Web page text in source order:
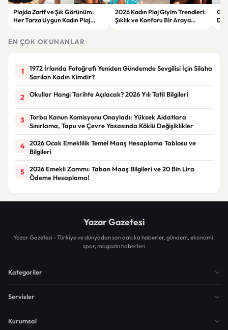
Plajda Zarif ve Şık Görünüm:
Her Tarza Uygun Kadın Plaj
2026 Kadın Plaj Giyim Trendleri:
Şıklık ve Konforu Bir Araya
EN ÇOK OKUNANLAR
1
1972 İrlanda Fotoğrafı Yeniden Gündemde Sevgilisi İçin Silaha
Sarılan Kadın Kimdir?
2 Okullar Hangi Tarihte Açılacak? 2026 Yılı Tatil Bilgileri
3
Torba Kanun Komisyonu Onayladı: Yüksek Aidatlara
Sınırlama, Tapu ve Çevre Yasasında Köklü Değişiklikler
4
2026 Ocak Emeklilik Temel Maaş Hesaplama Tablosu ve
Bilgileri
5
2026 Emekli Zammı: Taban Maaş Bilgileri ve 20 Bin Lira
Ödeme Hesaplama!
Yazar Gazetesi
Yazar Gazetesi - Türkiye ve dünyadan son dakika haberler, gündem, ekonomi,
spor, magazin haberleri
Kategoriler
Servisler
Kurumsal